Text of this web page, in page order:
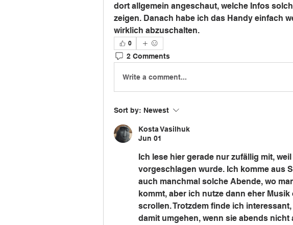
dort allgemein angeschaut, welche Infos
zeigen. Danach habe ich das Handy einfach
wirklich abzuschalten.
0
2 Comments
Write a comment...
Sort by: Newest
Kosta Vasilhuk
Jun 01
Ich lese hier gerade nur zufällig mit,
vorgeschlagen wurde. Ich komme aus
auch manchmal solche Abende, wo
kommt, aber ich nutze dann eher
scrollen. Trotzdem finde ich
damit umgehen, wenn sie abends nicht